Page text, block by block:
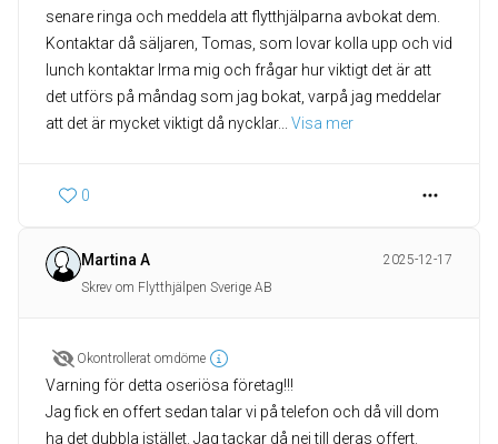
senare ringa och meddela att flytthjälparna avbokat dem.
Kontaktar då säljaren, Tomas, som lovar kolla upp och vid
lunch kontaktar Irma mig och frågar hur viktigt det är att
det utförs på måndag som jag bokat, varpå jag meddelar
att det är mycket viktigt då nycklar... Visa mer
0
Martina A
2025-12-17
Skrev om Flytthjälpen Sverige AB
Okontrollerat omdöme
Varning för detta oseriösa företag!!!
Jag fick en offert sedan talar vi på telefon och då vill dom
ha det dubbla istället. Jag tackar då nej till deras offert.